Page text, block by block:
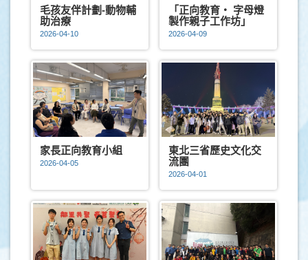
毛孩友伴計劃-動物輔
助治療
2026-04-10
「正向教育‧ 字母燈
製作親子工作坊」
2026-04-09
家長正向教育小組
2026-04-05
東北三省歷史文化交
流團
2026-04-01